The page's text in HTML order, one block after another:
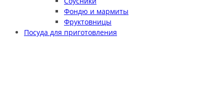
Фондю и мармиты
Фруктовницы
Посуда для приготовления